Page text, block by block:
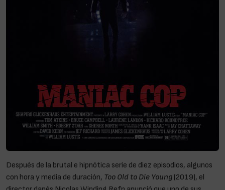
Después de la brutal e hipnótica serie de diez episodios, algunos
con hora y media de duración, Too Old to Die Young (2019), el